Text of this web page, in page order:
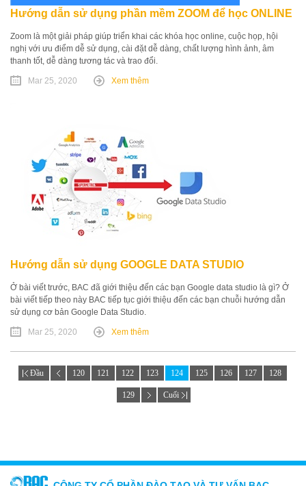
Hướng dẫn sử dụng phần mềm ZOOM để học ONLINE
Zoom là một giải pháp giúp triển khai các khóa học online, cuộc họp, hội
nghị với ưu điểm dễ sử dụng, cài đặt dễ dàng, chất lượng hình ảnh, âm
thanh tốt, dễ dàng tương tác và trao đổi.
Mar 25, 2020 Xem thêm
Hướng dẫn sử dụng GOOGLE DATA STUDIO
Ở bài viết trước, BAC đã giới thiệu đến các bạn Google data studio là gì? Ở
bài viết tiếp theo này BAC tiếp tục giới thiệu đến các bạn chuỗi hướng dẫn
sử dụng cơ bản Google Data Studio.
Mar 25, 2020 Xem thêm
Đầu 120 121 122 123 124 125 126 127 128
129 Cuối